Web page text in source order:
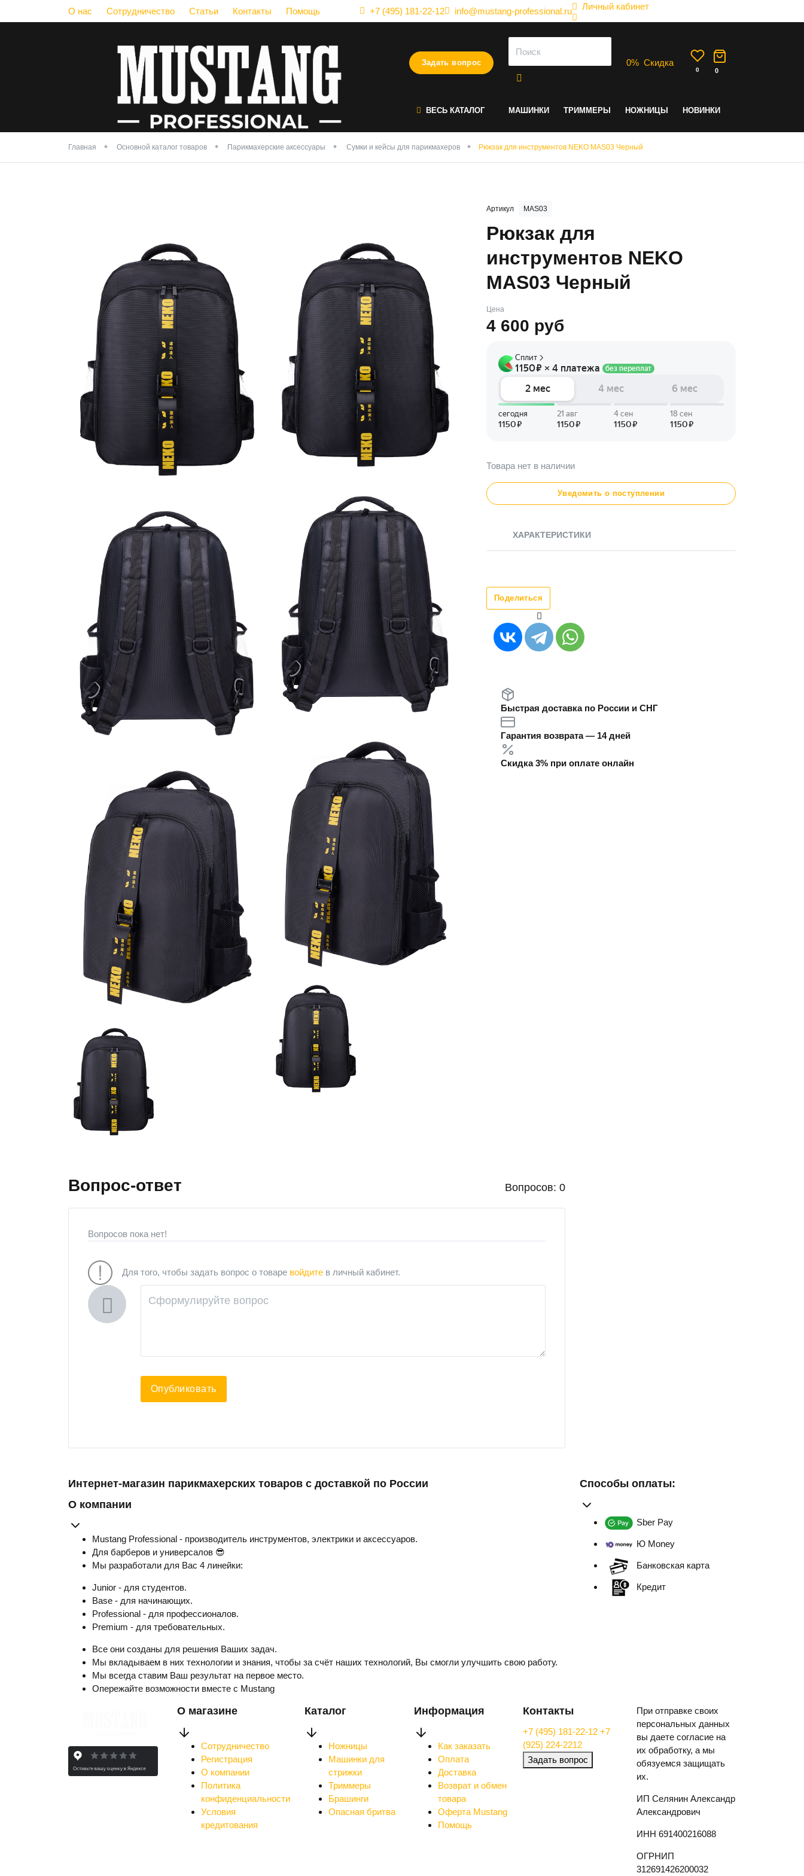
О нас Сотрудничество Статьи Контакты Помощь +7 (495) 181-22-12 info@mustang-professional.ru Личный кабинет
Задать вопрос 0% Скидка
0 0
ВЕСЬ КАТАЛОГ МАШИНКИ ТРИММЕРЫ НОЖНИЦЫ НОВИНКИ
Главная Основной каталог товаров Парикмахерские аксессуары Сумки и кейсы для парикмахеров Рюкзак для инструментов NEKO MAS03 Черный
Артикул MAS03
Рюкзак для
инструментов NEKO
MAS03 Черный
Цена
4 600 руб
Товара нет в наличии
Уведомить о поступлении
ХАРАКТЕРИСТИКИ
Поделиться
Быстрая доставка по России и СНГ
Гарантия возврата — 14 дней
Скидка 3% при оплате онлайн
Вопрос-ответ Вопросов: 0
Вопросов пока нет!
Для того, чтобы задать вопрос о товаре войдите в личный кабинет.
Опубликовать
Интернет-магазин парикмахерских товаров с доставкой по России
О компании
Mustang Professional - производитель инструментов, электрики и аксессуаров.
Для барберов и универсалов 😎
Мы разработали для Вас 4 линейки:
Junior - для студентов.
Base - для начинающих.
Professional - для профессионалов.
Premium - для требовательных.
Все они созданы для решения Ваших задач.
Мы вкладываем в них технологии и знания, чтобы за счёт наших технологий, Вы смогли улучшить свою работу.
Мы всегда ставим Ваш результат на первое место.
Опережайте возможности вместе с Mustang
Способы оплаты:
Sber Pay
Ю Money
Банковская карта
Кредит
О магазине
Сотрудничество
Регистрация
О компании
Политика
конфиденциальности
Условия
кредитования
Каталог
Ножницы
Машинки для
стрижки
Триммеры
Брашинги
Опасная бритва
Информация
Как заказать
Оплата
Доставка
Возврат и обмен
товара
Оферта Mustang
Помощь
Контакты
+7 (495) 181-22-12 +7
(925) 224-2212
Задать вопрос
При отправке своих
персональных данных
вы даете согласие на
их обработку, а мы
обязуемся защищать
их.
ИП Селянин Александр
Александрович
ИНН 691400216088
ОГРНИП
312691426200032